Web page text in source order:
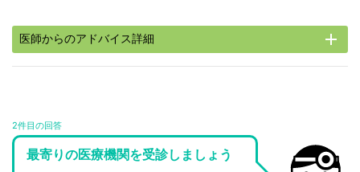
医師からのアドバイス詳細 add
2件目の回答
最寄りの医療機関を受診しましょう